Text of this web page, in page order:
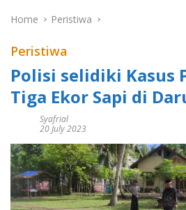
Home Peristiwa
Peristiwa
Polisi selidiki Kasus
Tiga Ekor Sapi di
Syafrial
20 July 2023